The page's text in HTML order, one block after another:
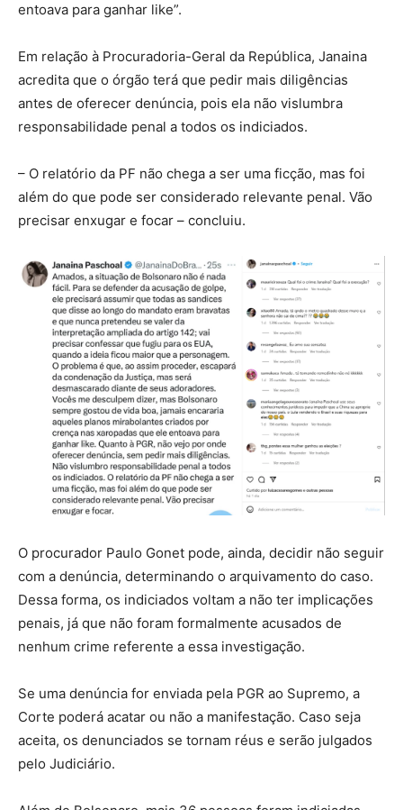
entoava para ganhar like”.
Em relação à Procuradoria-Geral da República, Janaina
acredita que o órgão terá que pedir mais diligências
antes de oferecer denúncia, pois ela não vislumbra
responsabilidade penal a todos os indiciados.
– O relatório da PF não chega a ser uma ficção, mas foi
além do que pode ser considerado relevante penal. Vão
precisar enxugar e focar – concluiu.
O procurador Paulo Gonet pode, ainda, decidir não seguir
com a denúncia, determinando o arquivamento do caso.
Dessa forma, os indiciados voltam a não ter implicações
penais, já que não foram formalmente acusados de
nenhum crime referente a essa investigação.
Se uma denúncia for enviada pela PGR ao Supremo, a
Corte poderá acatar ou não a manifestação. Caso seja
aceita, os denunciados se tornam réus e serão julgados
pelo Judiciário.